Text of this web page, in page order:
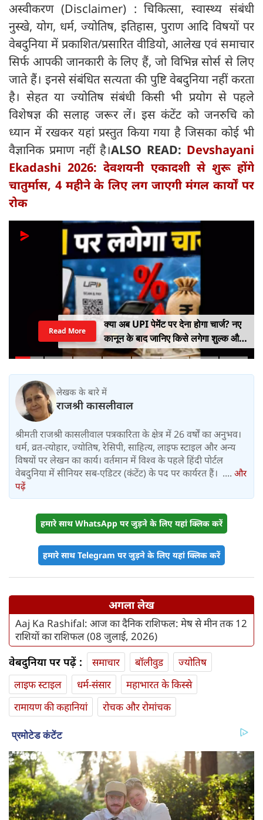
अस्वीकरण (Disclaimer) : चिकित्सा, स्वास्थ्य संबंधी
नुस्खे, योग, धर्म, ज्योतिष, इतिहास, पुराण आदि विषयों पर
वेबदुनिया में प्रकाशित/प्रसारित वीडियो, आलेख एवं समाचार
सिर्फ आपकी जानकारी के लिए हैं, जो विभिन्न सोर्स से लिए
जाते हैं। इनसे संबंधित सत्यता की पुष्टि वेबदुनिया नहीं करता
है। सेहत या ज्योतिष संबंधी किसी भी प्रयोग से पहले
विशेषज्ञ की सलाह जरूर लें। इस कंटेंट को जनरुचि को
ध्यान में रखकर यहां प्रस्तुत किया गया है जिसका कोई भी
वैज्ञानिक प्रमाण नहीं है।ALSO READ: Devshayani
Ekadashi 2026: देवशयनी एकादशी से शुरू होंगे
चातुर्मास, 4 महीने के लिए लग जाएगी मंगल कार्यों पर
रोक
क्या अब UPI पेमेंट पर देना होगा चार्ज? नए
कानून के बाद जानिए किसे लगेगा शुल्क और
किसे नहीं
Read More
लेखक के बारे में
राजश्री कासलीवाल
श्रीमती राजश्री कासलीवाल पत्रकारिता के क्षेत्र में 26 वर्षों का अनुभव।
धर्म, व्रत-त्योहार, ज्योतिष, रेसिपी, साहित्य, लाइफ स्टाइल और अन्य
विषयों पर लेखन का कार्य। वर्तमान में विश्‍व के पहले हिंदी पोर्टल
वेबदुनिया में सीनियर सब-एडिटर (कंटेंट) के पद पर कार्यरत हैं। .... और
पढ़ें
हमारे साथ WhatsApp पर जुड़ने के लिए यहां क्लिक करें
हमारे साथ Telegram पर जुड़ने के लिए यहां क्लिक करें
अगला लेख
Aaj Ka Rashifal: आज का दैनिक राशिफल: मेष से मीन तक 12
राशियों का राशिफल (08 जुलाई, 2026)
वेबदुनिया पर पढ़ें : समाचार बॉलीवुड
ज्योतिष
लाइफ स्‍टाइल
धर्म-संसार
महाभारत के किस्से
रामायण की कहानियां
रोचक और रोमांचक